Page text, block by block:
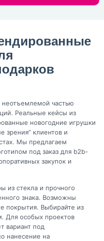
частью
Реальные кейсы из
новогодние игрушки
зрения” клиентов и
Мы предлагаем
под заказ для b2b-
закупок и
из стекла и прочного
знака. Возможны
покрытия. Выбирайте из
Для особых проектов
вариант под
нанесение на